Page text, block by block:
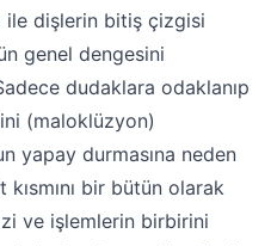
ile dişlerin bitiş çizgisi
genel dengesini
dudaklara odaklanıp
(maloklüzyon)
yapay durmasına neden
bir bütün olarak
ve işlemlerin birbirini